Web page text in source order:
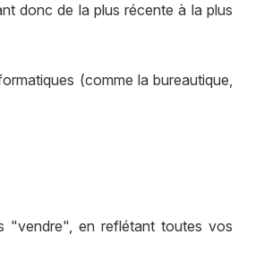
donc de la plus récente à la plus
(comme la bureautique,
"vendre", en reflétant toutes vos